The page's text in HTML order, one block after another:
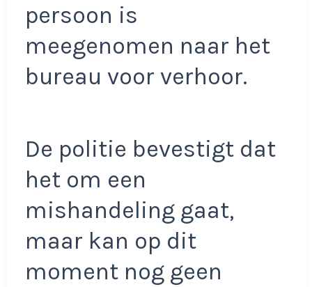
persoon is
meegenomen naar het
bureau voor verhoor.
De politie bevestigt dat
het om een
mishandeling gaat,
maar kan op dit
moment nog geen